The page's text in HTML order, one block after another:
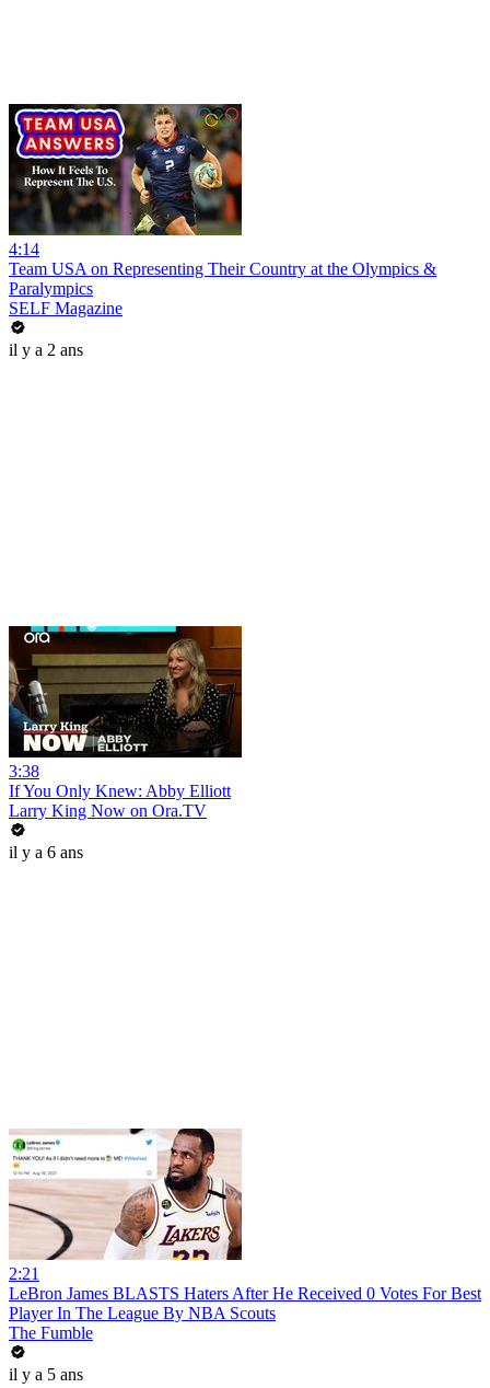
4:14
Team USA on Representing Their Country at the Olympics &
Paralympics
SELF Magazine
il y a 2 ans
3:38
If You Only Knew: Abby Elliott
Larry King Now on Ora.TV
il y a 6 ans
2:21
LeBron James BLASTS Haters After He Received 0 Votes For Best
Player In The League By NBA Scouts
The Fumble
il y a 5 ans